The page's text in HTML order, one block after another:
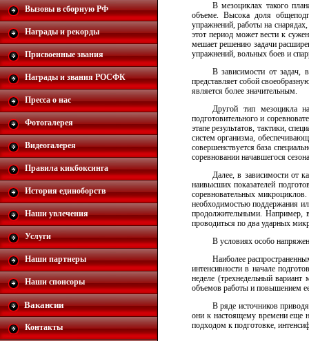
Вызовы в сборную РФ
Награды и рекорды
Присвоенные звания
Награды и звания РОСФК
Пресса о нас
Фотогалерея
Видеогалерея
Правила кикбоксинга
История единоборств
Наши увлечения
Услуги
Наши партнеры
Наши спонсоры
Вакансии
Контакты
В мезоциклах такого
объеме. Высока доля
упражнений, работы на
этот период может вести к
мешает решению задачи
упражнений, вольных боев и
В зависимости от задач,
представляет собой
является более значительным.
Другой тип мезоцикла
подготовительного и
этапе результатов, тактики,
систем организма,
совершенствуется база
соревновании начавшегося
Далее, в зависимости от
наивысших показателей
соревновательных
необходимостью поддержания
продолжительными. Например,
проводиться по два ударных
В условиях особо
Наиболее
интенсивности в начале
неделе (трехнедельный
объемов работы и повышением
В ряде источников
они к настоящему времени еще
подходом к подготовке,